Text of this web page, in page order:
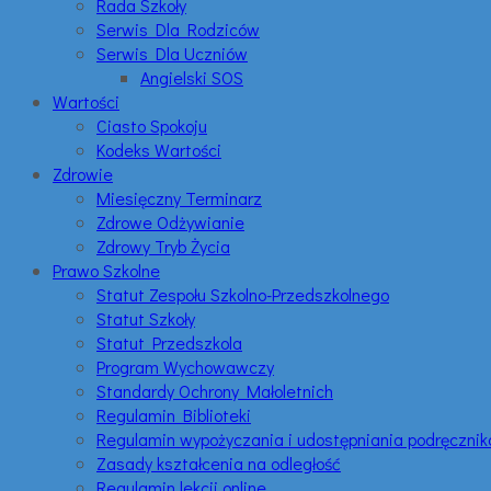
Rada Szkoły
Serwis Dla Rodziców
Serwis Dla Uczniów
Angielski SOS
Wartości
Ciasto Spokoju
Kodeks Wartości
Zdrowie
Miesięczny Terminarz
Zdrowe Odżywianie
Zdrowy Tryb Życia
Prawo Szkolne
Statut Zespołu Szkolno-Przedszkolnego
Statut Szkoły
Statut Przedszkola
Program Wychowawczy
Standardy Ochrony Małoletnich
Regulamin Biblioteki
Regulamin wypożyczania i udostępniania
Zasady kształcenia na odległość